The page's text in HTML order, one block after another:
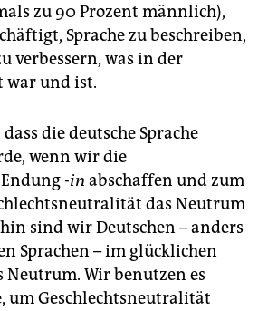
zu 90 Prozent männlich),
Sprache zu beschreiben,
verbessern, was in der
war und ist.
die deutsche Sprache
wenn wir die
-in abschaffen und zum
das Neutrum
sind wir Deutschen – anders
Sprachen – im glücklichen
Neutrum. Wir benutzen es
um Geschlechtsneutralität